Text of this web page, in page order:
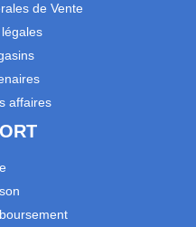
de Vente
affaires